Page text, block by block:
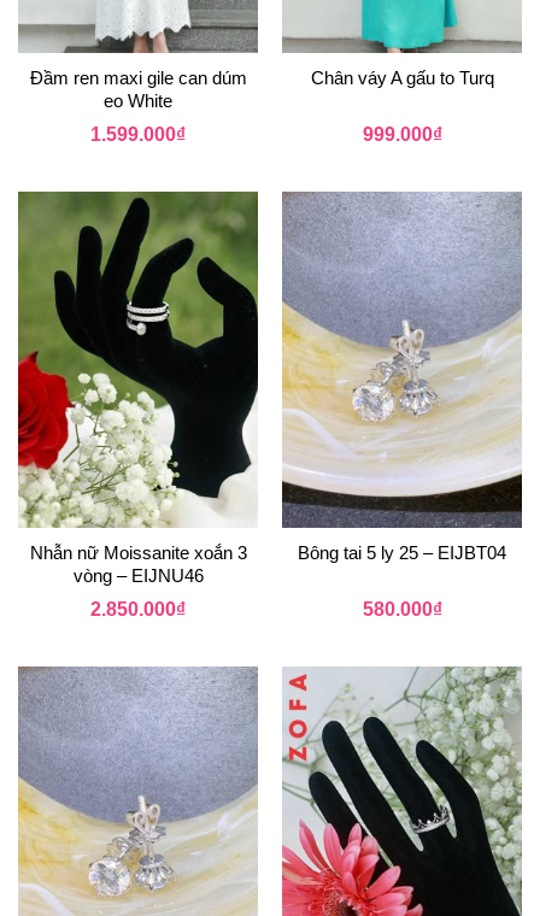
Đầm ren maxi gile can dúm
eo White
1.599.000₫
Chân váy A gấu to Turq
999.000₫
Nhẫn nữ Moissanite xoắn 3
vòng – EIJNU46
2.850.000₫
Bông tai 5 ly 25 – EIJBT04
580.000₫